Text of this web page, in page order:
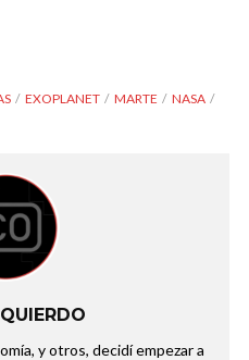
EXOPLANET MARTE
NASA
y otros, decidí empezar a